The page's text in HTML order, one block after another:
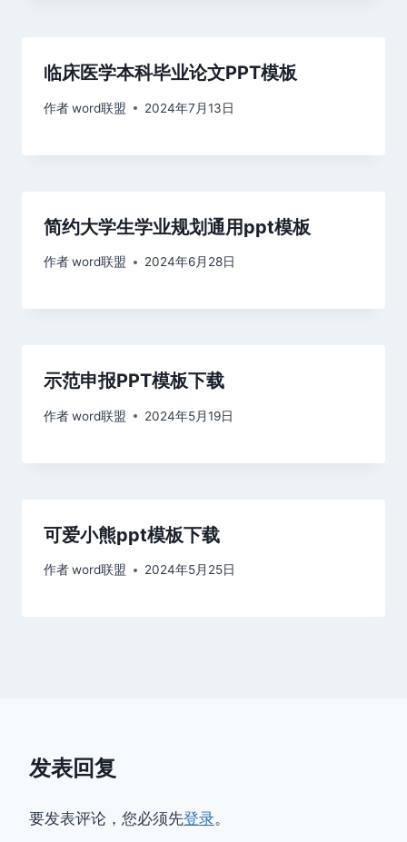
临床医学本科毕业论文PPT模板
作者word联盟 2024年7月13日
简约大学生学业规划通用ppt模板
作者word联盟 2024年6月28日
示范申报PPT模板下载
作者word联盟 2024年5月19日
可爱小熊ppt模板下载
作者word联盟 2024年5月25日
发表回复
要发表评论，您必须先登录。